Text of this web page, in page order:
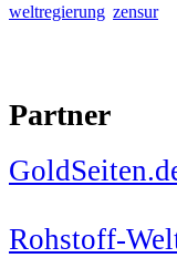
weltregierung zensur
Partner
Rohstoff-